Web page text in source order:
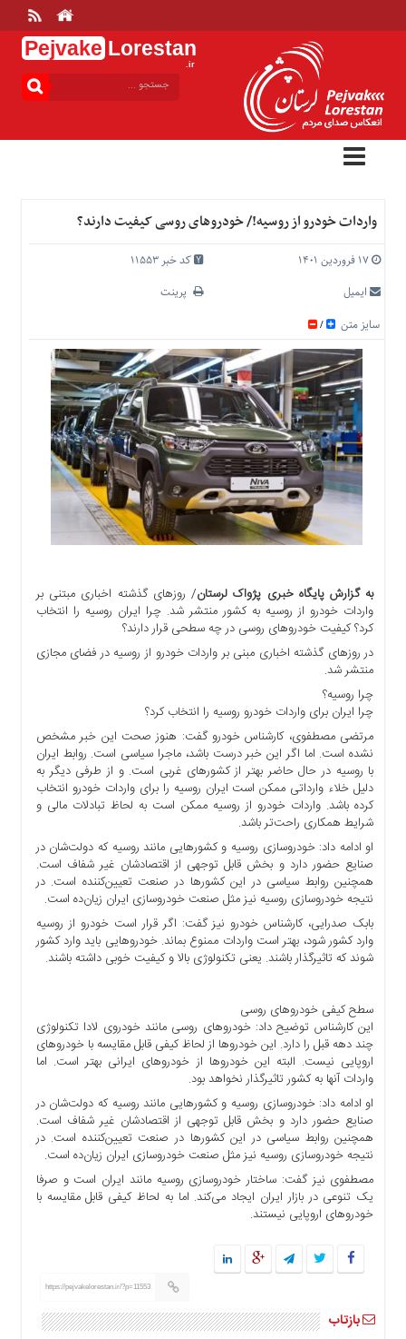
Pejvake Lorestan
.ir
بالا
خانه
ارتباط
درباره
تعرفه
اصلی
عمومی
اجتماعی
سیاسی
اقتصادی
ورزشی
آموزشی
دسترسی
سریع
ارتباط
برگه
نمونه
تعرفه
درباره
اخبار
سایت
ارتباط
برگه
نمونه
تعرفه
درباره
چند
رسانه
ارتباط
واردات خودرو از روسیه!/ خودروهای روسی کیفیت دارند؟
۱۷ فروردین ۱۴۰۱
کد خبر 11553
ایمیل
پرینت
سایز متن
/
به گزارش پایگاه خبری پژواک لرستان/ روزهای گذشته اخباری مبتنی بر
واردات خودرو از روسیه به کشور منتشر شد. چرا ایران روسیه را انتخاب
کرد؟ کیفیت خودروهای روسی در چه سطحی قرار دارند؟
در روزهای گذشته اخباری مبنی بر واردات خودرو از روسیه در فضای مجازی
منتشر شد.
چرا روسیه؟
چرا ایران برای واردات خودرو روسیه را انتخاب کرد؟
مرتضی مصطفوی، کارشناس خودرو گفت: هنوز صحت این خبر مشخص
نشده است. اما اگر این خبر درست باشد، ماجرا سیاسی است. روابط ایران
با روسیه در حال حاضر بهتر از کشورهای غربی است. و از طرفی دیگر به
دلیل خلاء وارداتی ممکن است ایران روسیه را برای واردات خودرو انتخاب
کرده باشد. واردات خودرو از روسیه ممکن است به لحاظ تبادلات مالی و
شرایط همکاری راحت‌تر باشد.
او ادامه داد: خودروسازی روسیه و کشورهایی مانند روسیه که دولت‌شان در
صنایع حضور دارد و بخش قابل توجهی از اقتصادشان غیر شفاف است.
همچنین روابط سیاسی در این کشورها در صنعت تعیین‌کننده است. در
نتیجه خودروسازی روسیه نیز مثل صنعت خودروسازی ایران زیان‌ده است.
بابک صدرایی، کارشناس خودرو نیز گفت: اگر قرار است خودرو از روسیه
وارد کشور شود، بهتر است واردات ممنوع بماند. خودروهایی باید وارد کشور
شوند که تاثیرگذار باشند. یعنی تکنولوژی بالا و کیفیت خوبی داشته باشند.
سطح کیفی خودروهای روسی
این کارشناس توضیح داد: خودروهای روسی مانند خودروی لادا تکنولوژی
چند دهه قبل را دارد. این خودروها از لحاظ کیفی قابل مقایسه با خودروهای
اروپایی نیست. البته این خودروها از خودروهای ایرانی بهتر است. اما
واردات آنها به کشور تاثیرگذار نخواهد بود.
او ادامه داد: خودروسازی روسیه و کشورهایی مانند روسیه که دولت‌شان در
صنایع حضور دارد و بخش قابل توجهی از اقتصادشان غیر شفاف است.
همچنین روابط سیاسی در این کشورها در صنعت تعیین‌کننده است. در
نتیجه خودروسازی روسیه نیز مثل صنعت خودروسازی ایران زیان‌ده است.
مصطفوی نیز گفت: ساختار خودروسازی روسیه مانند ایران است و صرفا
یک تنوعی در بازار ایران ایجاد می‌کند. اما به لحاظ کیفی قابل مقایسه با
خودروهای اروپایی نیستند.
https://pejvakelorestan.ir/?p=11553
بازتاب